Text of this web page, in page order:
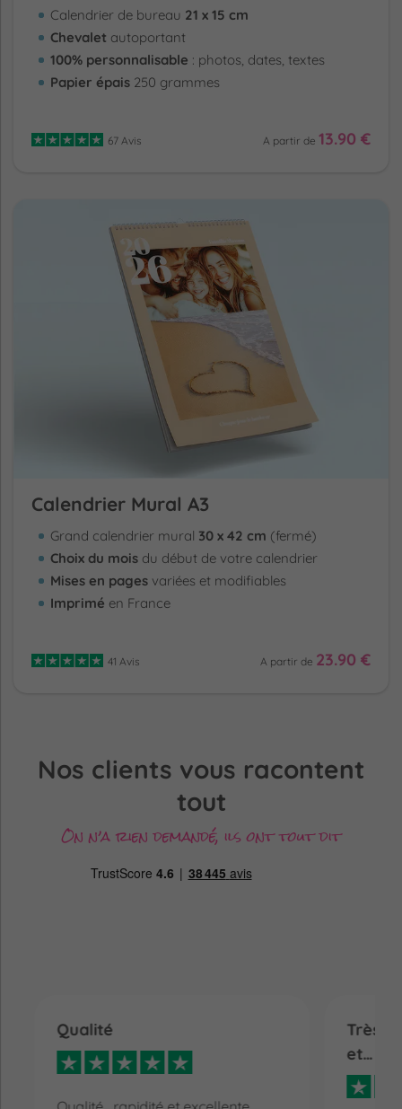
Calendrier de bureau 21 x 15 cm
Chevalet autoportant
100% personnalisable : photos, dates, textes
Papier épais 250 grammes
67 Avis A partir de 13.90 €
Calendrier Mural A3
Grand calendrier mural 30 x 42 cm (fermé)
Choix du mois du début de votre calendrier
Mises en pages variées et modifiables
Imprimé en France
41 Avis A partir de 23.90 €
Nos clients vous racontent
tout
On n’a rien demandé, ils ont tout dit
Qualité
Très
et…